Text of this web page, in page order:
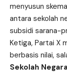
menyusun
antara sekolah
subsidi sarana-
Ketiga, Partai X
berbasis nilai,
Sekolah